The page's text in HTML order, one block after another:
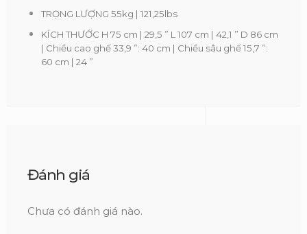
TRỌNG LƯỢNG 55kg | 121,25lbs
KÍCH THƯỚC H 75 cm | 29,5 ” L 107 cm | 42,1 ” D 86 cm
| Chiều cao ghế 33,9 ”: 40 cm | Chiều sâu ghế 15,7 ”:
60 cm | 24 ”
Đánh giá
Chưa có đánh giá nào.